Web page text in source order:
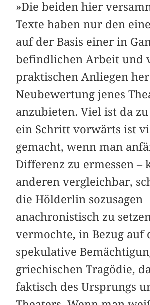
»Die beiden hier
Texte haben nur den
auf der Basis einer in
befindlichen Arbeit und
praktischen Anliegen
Neubewertung jenes
anzubieten. Viel ist da
ein Schritt vorwärts ist
gemacht, wenn man
Differenz zu ermessen –
anderen vergleichbar,
die Hölderlin sozusagen
anachronistisch zu
vermochte, in Bezug auf
spekulative
griechischen Tragödie,
faktisch des Ursprungs